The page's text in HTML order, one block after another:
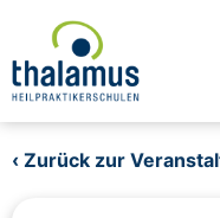
‹ Zurück zur